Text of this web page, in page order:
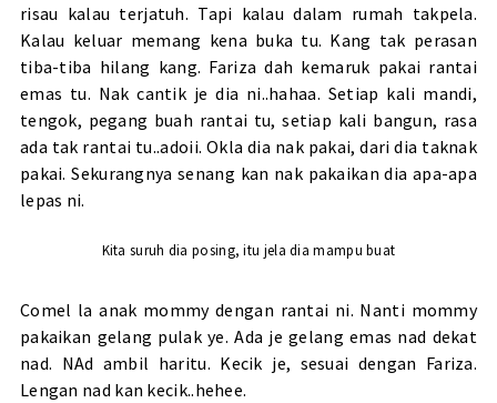
risau kalau terjatuh. Tapi kalau dalam rumah takpela.
Kalau keluar memang kena buka tu. Kang tak perasan
tiba-tiba hilang kang. Fariza dah kemaruk pakai rantai
emas tu. Nak cantik je dia ni..hahaa. Setiap kali mandi,
tengok, pegang buah rantai tu, setiap kali bangun, rasa
ada tak rantai tu..adoii. Okla dia nak pakai, dari dia taknak
pakai. Sekurangnya senang kan nak pakaikan dia apa-apa
lepas ni.
Kita suruh dia posing, itu jela dia mampu buat
Comel la anak mommy dengan rantai ni. Nanti mommy
pakaikan gelang pulak ye. Ada je gelang emas nad dekat
nad. NAd ambil haritu. Kecik je, sesuai dengan Fariza.
Lengan nad kan kecik..hehee.